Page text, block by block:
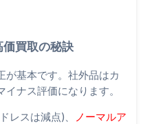
買取の秘訣
が基本です。社外品はカ
ナス評価になります。
レスは減点)、
ノーマルア